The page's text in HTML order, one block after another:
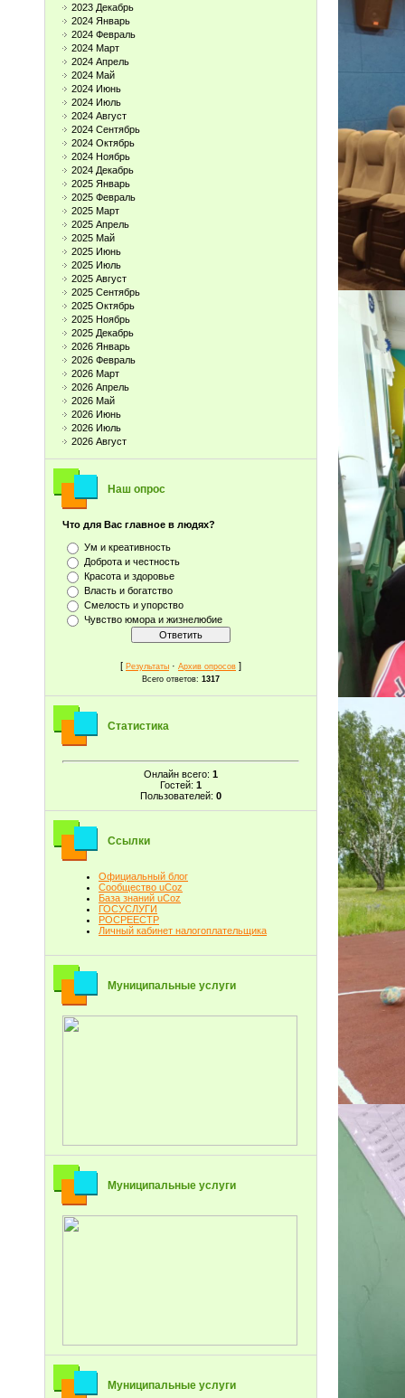
2023 Декабрь
2024 Январь
2024 Февраль
2024 Март
2024 Апрель
2024 Май
2024 Июнь
2024 Июль
2024 Август
2024 Сентябрь
2024 Октябрь
2024 Ноябрь
2024 Декабрь
2025 Январь
2025 Февраль
2025 Март
2025 Апрель
2025 Май
2025 Июнь
2025 Июль
2025 Август
2025 Сентябрь
2025 Октябрь
2025 Ноябрь
2025 Декабрь
2026 Январь
2026 Февраль
2026 Март
2026 Апрель
2026 Май
2026 Июнь
2026 Июль
2026 Август
Наш опрос
Что для Вас главное в людях?
Ум и креативность
Доброта и честность
Красота и здоровье
Власть и богатство
Смелость и упорство
Чувство юмора и жизнелюбие
[ Результаты · Архив опросов ]
Всего ответов: 1317
Статистика
Онлайн всего: 1
Гостей: 1
Пользователей: 0
Ссылки
Официальный блог
Сообщество uCoz
База знаний uCoz
ГОСУСЛУГИ
РОСРЕЕСТР
Личный кабинет налогоплательщика
Муниципальные услуги
Муниципальные услуги
Муниципальные услуги